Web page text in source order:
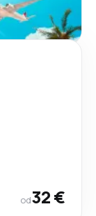
od32 €